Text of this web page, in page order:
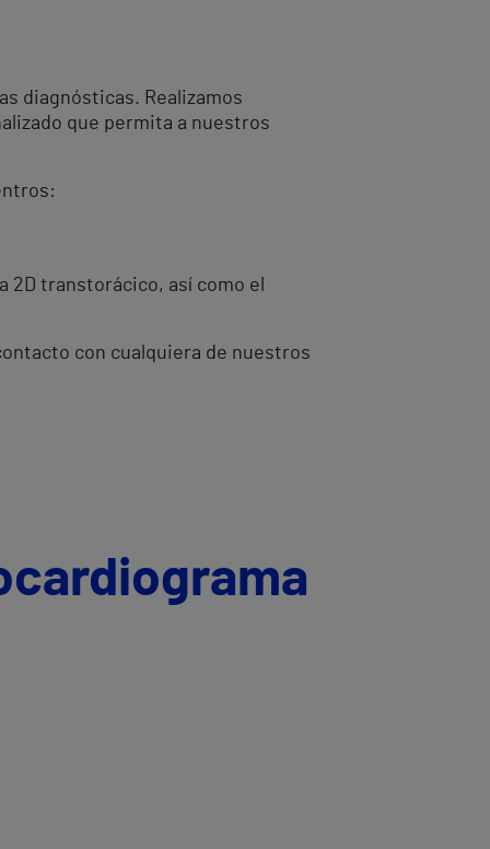
diagnósticas. Realizamos
que permita a nuestros
2D transtorácico, así como el
con cualquiera de nuestros